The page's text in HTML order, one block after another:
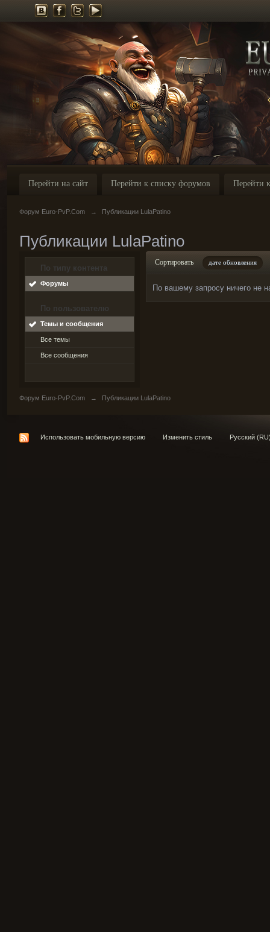
Перейти на сайт Перейти к списку форумов Перейти
Форум Euro-PvP.Com → Публикации LulaPatino
Публикации LulaPatino
По типу контента
Форумы
По пользователю
Темы и сообщения
Все темы
Все сообщения
Сортировать дате обновления
По вашему запросу ничего не
Форум Euro-PvP.Com → Публикации LulaPatino
Использовать мобильную версию Изменить стиль Русский